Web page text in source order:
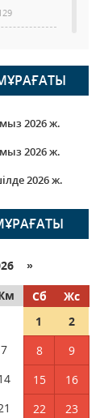
2026 ж.
2026 ж.
2026 ж.
»
Сб
Жс
1
2
7 8
9
15
16
22
23